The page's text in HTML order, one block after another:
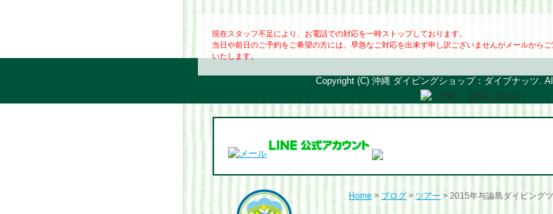
現在スタッフ不足により、お電話での対応を一時ストップしております。
当日や前日のご予約をご希望の方には、早急なご対応を出来ず申し訳ございませんがメールから
いたします。
Home >ブログ >ツアー > 2015年与論島ダイビン
Copyright (C) 沖縄 ダイビングショップ：ダイブナッツ.